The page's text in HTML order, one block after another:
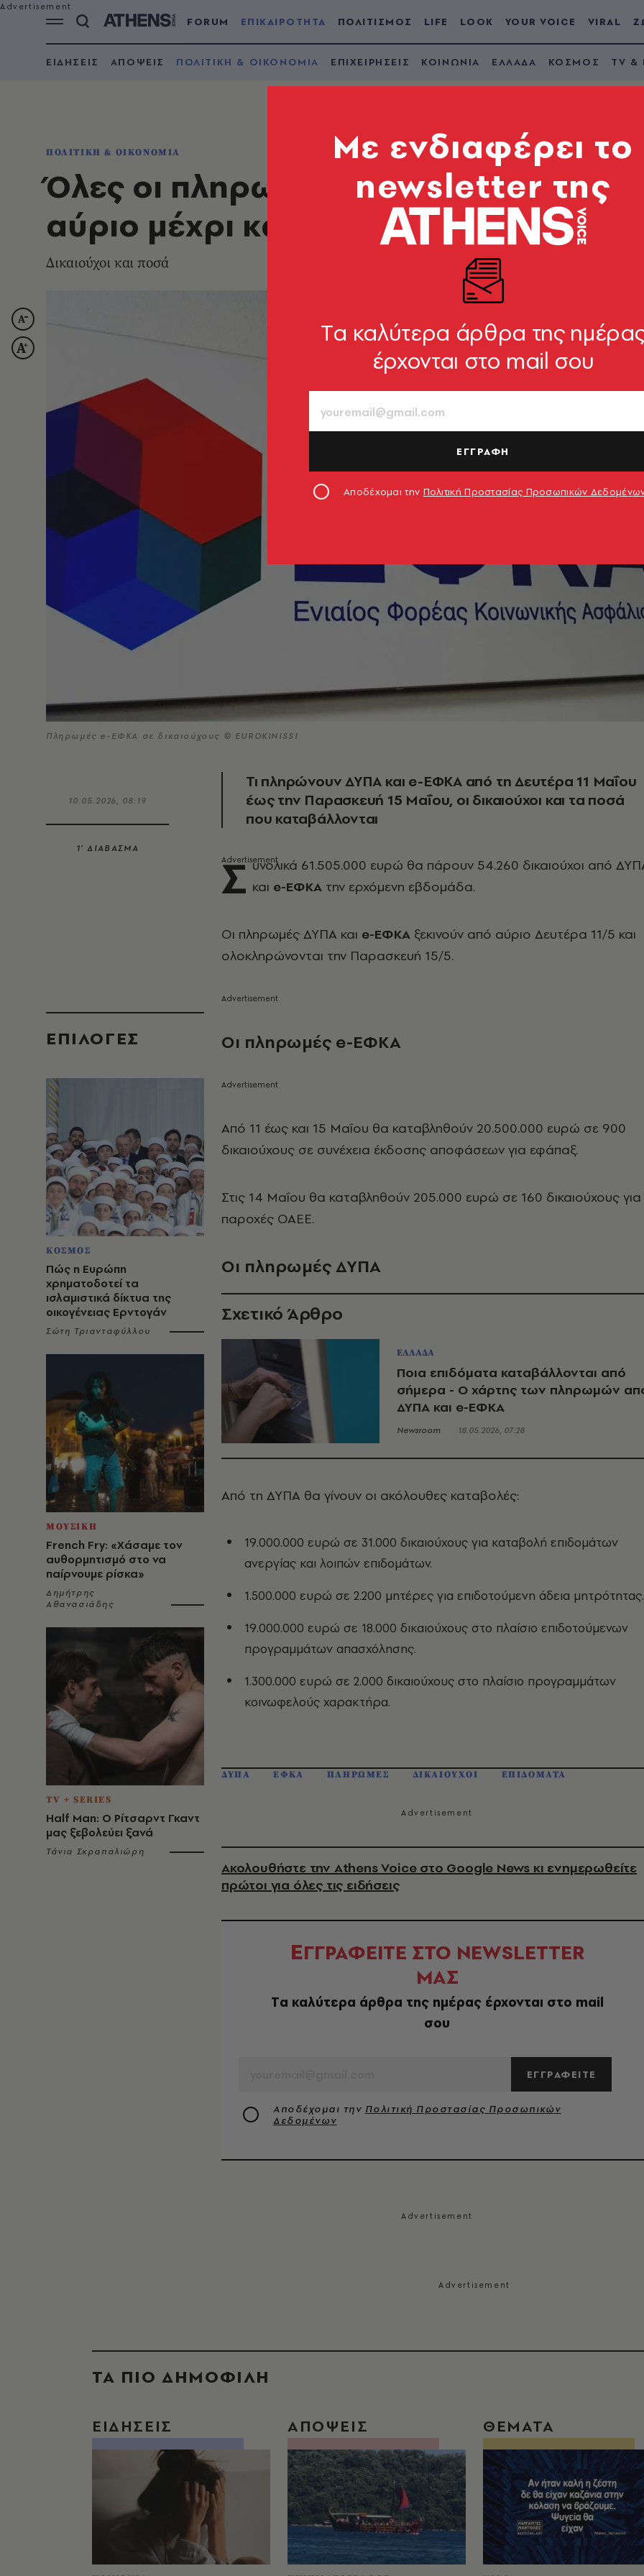
FORUM ΕΠΙΚΑΙΡΟΤΗΤΑ ΠΟΛΙΤΙΣΜΟΣ LIFE LOOK YOUR VOICE VIRAL
ΕΙΔΗΣΕΙΣ ΑΠΟΨΕΙΣ ΠΟΛΙΤΙΚΗ & ΟΙΚΟΝΟΜΙΑ ΕΠΙΧΕΙΡΗΣΕΙΣ ΚΟΙΝΩΝΙΑ ΕΛΛΑΔΑ ΚΟΣΜΟΣ TV &
ΠΟΛΙΤΙΚΗ & ΟΙΚΟΝΟΜΙΑ
Όλες οι πληρωμές ΔΥΠΑ και e-ΕΦΚΑ
αύριο μέχρι και Παρασκευή 15/5
Δικαιούχοι και ποσά
Πληρωμές e-ΕΦΚΑ σε δικαιούχους © EUROKINISSI
10.05.2026, 08:19
1’ ΔΙΑΒΑΣΜΑ
EΠΙΛΟΓΈΣ
ΚΟΣΜΟΣ
Πώς η Ευρώπη
χρηματοδοτεί τα
ισλαμιστικά δίκτυα της
οικογένειας Ερντογάν
Σώτη Τριανταφύλλου
ΜΟΥΣΙΚΗ
French Fry: «Χάσαμε τον
αυθορμητισμό στο να
παίρνουμε ρίσκα»
Δημήτρης
Αθανασιάδης
TV + SERIES
Half Man: Ο Ρίτσαρντ Γκαντ
μας ξεβολεύει ξανά
Τάνια Σκραπαλιώρη
Τι πληρώνουν ΔΥΠΑ και e-ΕΦΚΑ από τη Δευτέρα 11 Μαΐου
έως την Παρασκευή 15 Μαΐου, οι δικαιούχοι και τα ποσά
που καταβάλλονται
Σ υνολικά 61.505.000 ευρώ θα πάρουν 54.260 δικαιούχοι από
και e-ΕΦΚΑ την ερχόμενη εβδομάδα.
Οι πληρωμές ΔΥΠΑ και e-ΕΦΚΑ ξεκινούν από αύριο Δευτέρα 11/5 και
ολοκληρώνονται την Παρασκευή 15/5.
Οι πληρωμές e-ΕΦΚΑ
Από 11 έως και 15 Μαΐου θα καταβληθούν 20.500.000 ευρώ σε 900
δικαιούχους σε συνέχεια έκδοσης αποφάσεων για εφάπαξ.
Στις 14 Μαΐου θα καταβληθούν 205.000 ευρώ σε 160 δικαιούχους για
παροχές ΟΑΕΕ.
Οι πληρωμές ΔΥΠΑ
Σχετικό Άρθρο
ΕΛΛΑΔΑ
Ποια επιδόματα καταβάλλονται από
σήμερα - Ο χάρτης των πληρωμών
ΔΥΠΑ και e-ΕΦΚΑ
Newsroom 18.05.2026, 07:28
Από τη ΔΥΠΑ θα γίνουν οι ακόλουθες καταβολές:
19.000.000 ευρώ σε 31.000 δικαιούχους για καταβολή επιδομάτων
ανεργίας και λοιπών επιδομάτων.
1.500.000 ευρώ σε 2.200 μητέρες για επιδοτούμενη άδεια μητρότητας.
19.000.000 ευρώ σε 18.000 δικαιούχους στο πλαίσιο επιδοτούμενων
προγραμμάτων απασχόλησης.
1.300.000 ευρώ σε 2.000 δικαιούχους στο πλαίσιο προγραμμάτων
κοινωφελούς χαρακτήρα.
ΔΥΠΑ ΕΦΚΑ ΠΛΗΡΩΜΕΣ ΔΙΚΑΙΟΥΧΟΙ ΕΠΙΔΟΜΑΤΑ
Ακολουθήστε την Athens Voice στο Google News κι ενημερωθείτε
πρώτοι για όλες τις ειδήσεις
ΕΓΓΡΑΦΕΙΤΕ ΣΤΟ NEWSLETTER
ΜΑΣ
Tα καλύτερα άρθρα της ημέρας έρχονται στο mail
σου
ΕΓΓΡΑΦΕΙΤΕ
Αποδέχομαι την Πολιτική Προστασίας Προσωπικών
Δεδομένων
ΤΑ ΠΙΟ ΔΗΜΟΦΙΛΗ
ΕΙΔΗΣΕΙΣ ΑΠΟΨΕΙΣ ΘΕΜΑΤΑ
Mε ενδιαφέρει το
newsletter της
Tα καλύτερα άρθρα της
έρχονται στο mail σου
ΕΓΓΡΑΦΗ
Αποδέχομαι την Πολιτική Προστασίας Προσωπικών